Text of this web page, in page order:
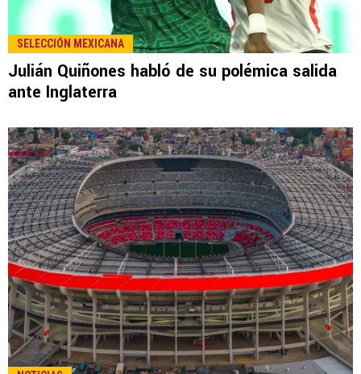
SELECCIÓN MEXICANA
Julián Quiñones habló de su polémica salida
ante Inglaterra